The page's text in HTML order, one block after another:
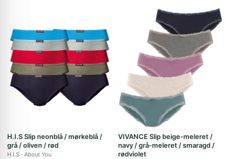
H.I.S Slip neonblå / mørkeblå /
grå / oliven / rød
H.I.S About You
VIVANCE Slip beige-meleret /
navy / grå-meleret / smaragd /
rødviolet